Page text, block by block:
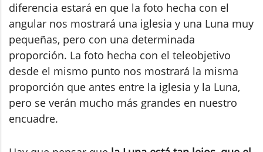
diferencia estará en que la foto hecha con el
angular nos mostrará una iglesia y una Luna muy
pequeñas, pero con una determinada
proporción. La foto hecha con el teleobjetivo
desde el mismo punto nos mostrará la misma
proporción que antes entre la iglesia y la Luna,
pero se verán mucho más grandes en nuestro
encuadre.